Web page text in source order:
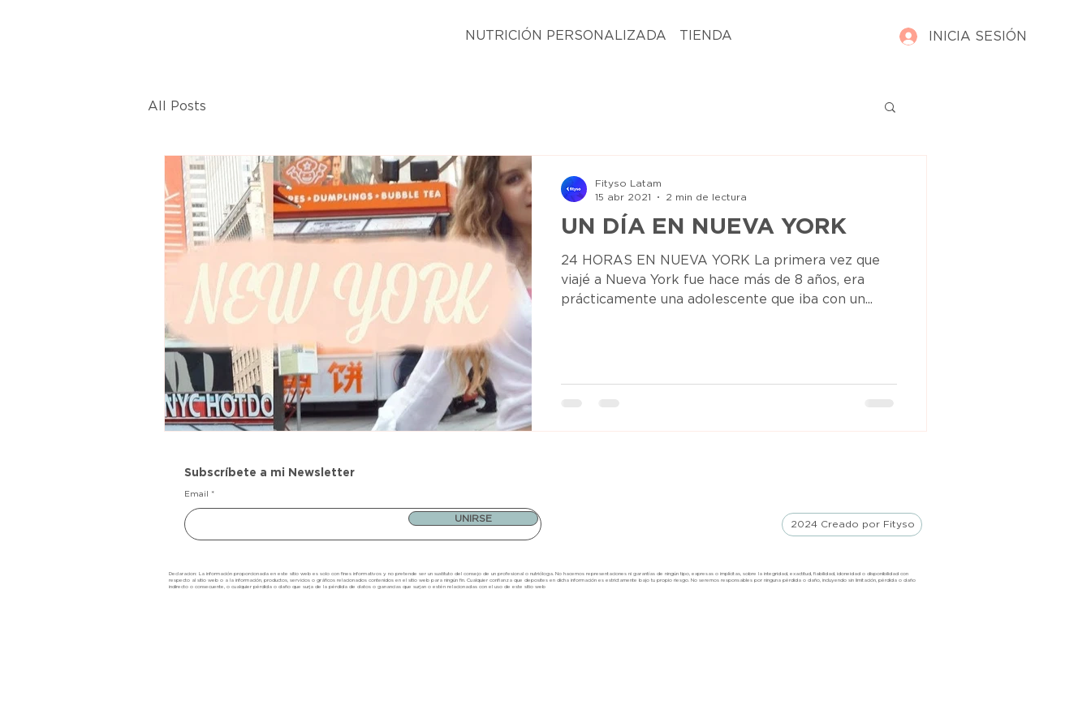
NUTRICIÓN PERSONALIZADA TIENDA INICIA SESIÓN
All Posts
UN DÍA EN NUEVA YORK
24 HORAS EN NUEVA YORK La primera vez que
viajé a Nueva York fue hace más de 8 años, era
prácticamente una adolescente que iba con un...
Fityso Latam
15 abr 2021
2 min de lectura
Subscríbete a mi Newsletter
Email
UNIRSE
2024 Creado por Fityso
Declaracion: La información proporcionada en este sitio web es solo con fines informativos y no pretende ser un sustituto del consejo de un profesional o nutrióloga. No hacemos representaciones ni garantías de ningún tipo, expresas o implícitas, sobre la integridad, exactitud, fiabilidad, idoneidad o disponibilidad con
respecto al sitio web o a la información, productos, servicios o gráficos relacionados contenidos en el sitio web para ningún fin. Cualquier confianza que deposites en dicha información es estrictamente bajo tu propio riesgo. No seremos responsables por ninguna pérdida o daño, incluyendo sin limitación, pérdida o daño
indirecto o consecuente, o cualquier pérdida o daño que surja de la pérdida de datos o ganancias que surjan o estén relacionadas con el uso de este sitio web